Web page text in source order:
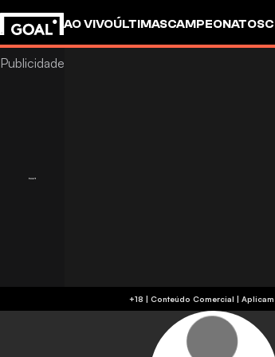
AO VIVOÚLTIMASCAMPEONATOS
+18 |